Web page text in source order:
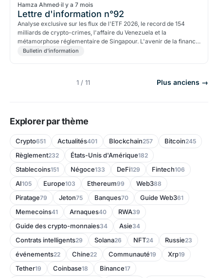
Hamza Ahmed·il y a 7 mois
Lettre d'information n°92
Analyse exclusive sur les flux de l'ETF 2026, le record de 154
milliards de crypto-crimes, l'affaire du Venezuela et la
métamorphose réglementaire de Singapour. L'avenir de la finance
numérique aujourd'hui.
Bulletin d'information
1 / 11 Plus anciens →
Explorer par thème
Crypto651 Actualités401 Blockchain257 Bitcoin245
Règlement232 États-Unis d'Amérique182
Stablecoins151 Négoce133 DeFi129 Fintech106
AI105 Europe103 Ethereum99 Web388
Piratage79 Jeton75 Banques70 Guide Web361
Memecoins41 Arnaques40 RWA39
Guide des crypto-monnaies34 Asie34
Contrats intelligents29 Solana26 NFT24 Russie23
événements22 Chine22 Communauté19 Xrp19
Tether19 Coinbase18 Binance17